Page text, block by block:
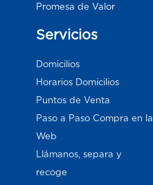
Promesa de Valor
Servicios
Domicilios
Horarios Domicilios
Puntos de Venta
Paso a Paso Compra en la
Web
Llámanos, separa y
recoge